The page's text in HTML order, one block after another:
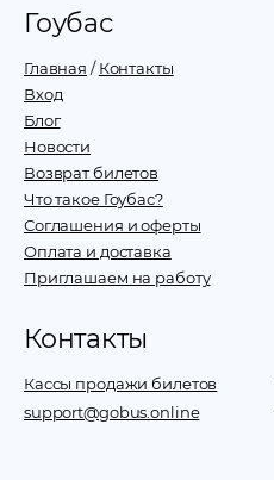
Гоубас
Главная /Контакты
Вход
Блог
Новости
Возврат билетов
Что такое Гоубас?
Соглашения и оферты
Оплата и доставка
Приглашаем на работу
Контакты
Кассы продажи билетов
support@gobus.online